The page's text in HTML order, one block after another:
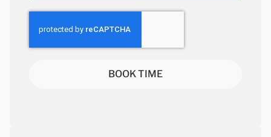
BOOK TIME